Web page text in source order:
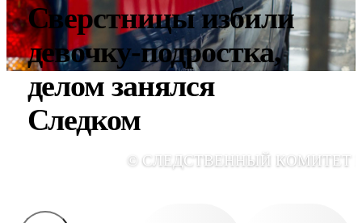
Сверстницы избили
девочку-подростка,
делом занялся
Следком
© СЛЕДСТВЕННЫЙ КОМИТЕТ